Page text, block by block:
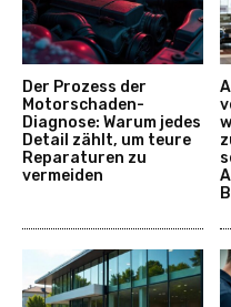
Der Prozess der
Motorschaden-
Diagnose: Warum jedes
Detail zählt, um teure
Reparaturen zu
vermeiden